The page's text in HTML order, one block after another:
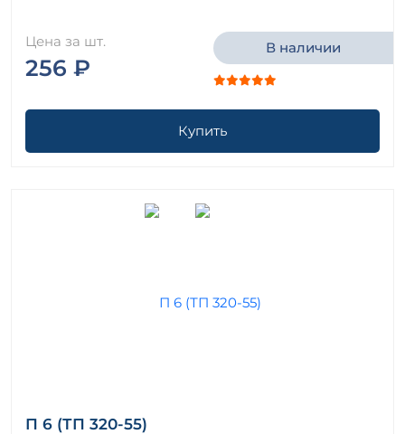
Цена за шт.
256 ₽
В наличии
Купить
П 6 (ТП 320-55)